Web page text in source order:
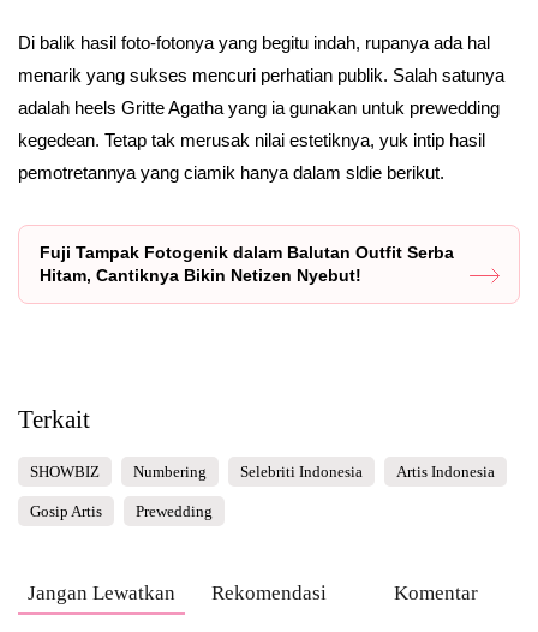
Di balik hasil foto-fotonya yang begitu indah, rupanya ada hal
menarik yang sukses mencuri perhatian publik. Salah satunya
adalah heels Gritte Agatha yang ia gunakan untuk prewedding
kegedean. Tetap tak merusak nilai estetiknya, yuk intip hasil
pemotretannya yang ciamik hanya dalam sldie berikut.
Fuji Tampak Fotogenik dalam Balutan Outfit Serba
Hitam, Cantiknya Bikin Netizen Nyebut!
Terkait
SHOWBIZ Numbering Selebriti Indonesia Artis Indonesia
Gosip Artis Prewedding
Jangan Lewatkan Rekomendasi Komentar